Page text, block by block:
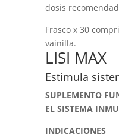
dosis
Frasco x 30
vainilla.
LISI MAX
Estimula
SUPLEMENTO
EL SISTEMA
INDICACIONES